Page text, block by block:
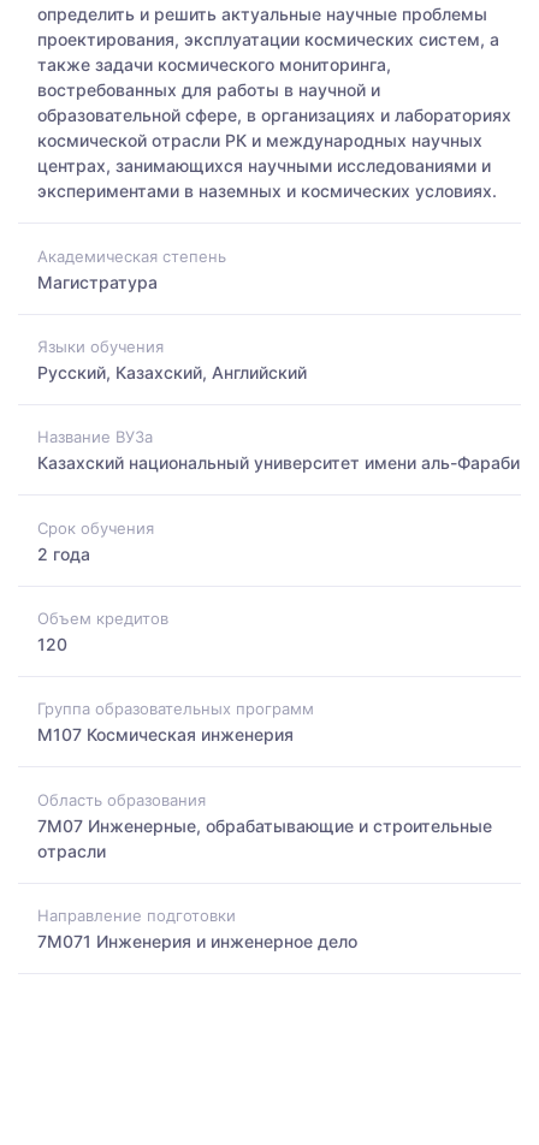
определить и решить актуальные научные проблемы
проектирования, эксплуатации космических систем, а
также задачи космического мониторинга,
востребованных для работы в научной и
образовательной сфере, в организациях и лабораториях
космической отрасли РК и международных научных
центрах, занимающихся научными исследованиями и
экспериментами в наземных и космических условиях.
Академическая степень
Магистратура
Языки обучения
Русский, Казахский, Английский
Название ВУЗа
Казахский национальный университет имени аль-Фараби
Срок обучения
2 года
Объем кредитов
120
Группа образовательных программ
M107 Космическая инженерия
Область образования
7M07 Инженерные, обрабатывающие и строительные
отрасли
Направление подготовки
7M071 Инженерия и инженерное дело